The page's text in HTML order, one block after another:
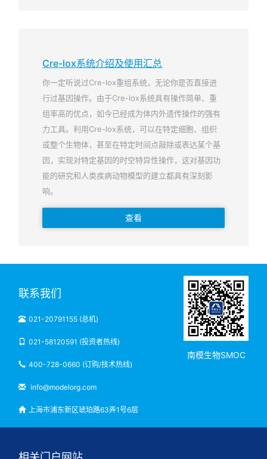
Cre-lox系统介绍及使用汇总
你一定听说过Cre-lox重组系统，无论你是否直接进
行过基因操作。由于Cre-lox系统具有操作简单、重
组率高的优点，如今已经成为体内外遗传操作的强有
力工具。利用Cre-lox系统，可以在特定细胞、组织
或整个生物体，甚至在特定时间点敲除或表达某个基
因，实现对特定基因的时空特异性操作，这对基因功
能的研究和人类疾病动物模型的建立都具有深刻影
响。
查看
联系我们
021-20791155 (总机)
021-58120591 (投资者热线)
400-728-0660 (订购/技术热线)
info@modelorg.com
上海市浦东新区琥珀路63弄1号6层
南模生物SMOC